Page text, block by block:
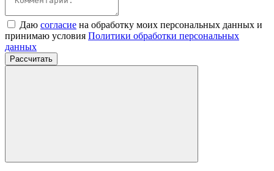
Даю согласие на обработку моих персональных данных и
принимаю условия Политики обработки персональных
данных
Рассчитать